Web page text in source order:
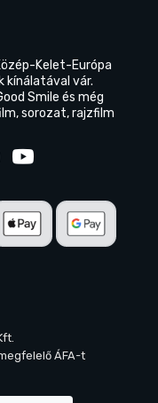
Kelet-Európa
kínálatával vár.
Smile és még
sorozat, rajzfilm
ÁFA-t